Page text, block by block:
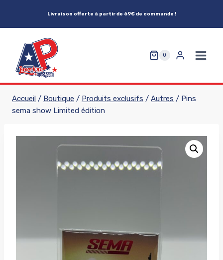
Livraison offerte à partir de 69€ de commande !
0
Accueil / Boutique / Produits exclusifs / Autres / Pins
sema show Limited édition